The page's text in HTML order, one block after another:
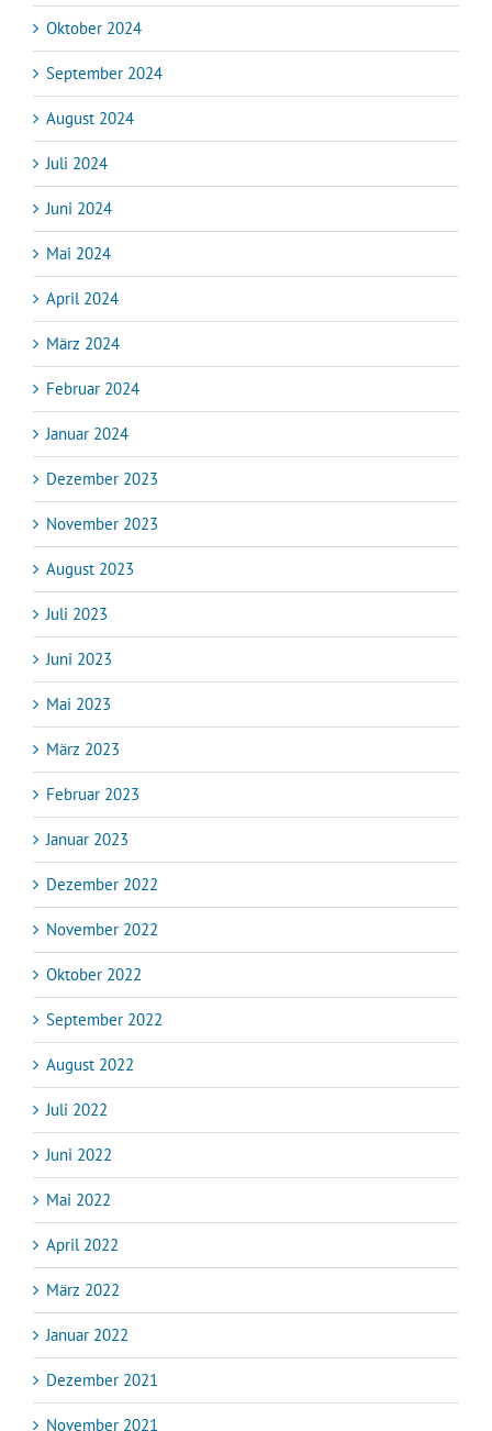
Oktober 2024
September 2024
August 2024
Juli 2024
Juni 2024
Mai 2024
April 2024
März 2024
Februar 2024
Januar 2024
Dezember 2023
November 2023
August 2023
Juli 2023
Juni 2023
Mai 2023
März 2023
Februar 2023
Januar 2023
Dezember 2022
November 2022
Oktober 2022
September 2022
August 2022
Juli 2022
Juni 2022
Mai 2022
April 2022
März 2022
Januar 2022
Dezember 2021
November 2021